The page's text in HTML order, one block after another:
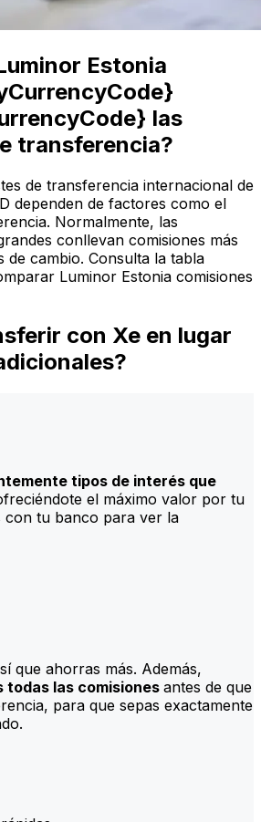
Estonia
las
transferencia?
de transferencia internacional de
dependen de factores como el
Normalmente, las
conllevan comisiones más
de cambio. Consulta la tabla
Luminor Estonia comisiones
con Xe en lugar
tipos de interés que
el máximo valor por tu
con tu banco para ver la
que ahorras más. Además,
todas las comisiones antes de que
para que sepas exactamente